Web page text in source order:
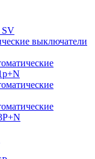
SV
выключатели